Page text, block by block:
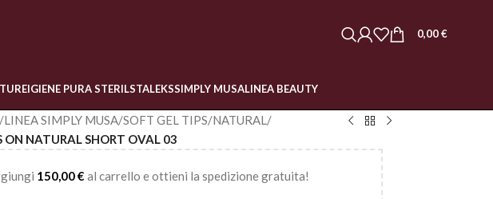
0,00€
IGIENE PURA STERILSTALEKSSIMPLY MUSALINEA BEAUTY
/LINEA SIMPLY MUSA/SOFT GEL TIPS/NATURAL/
ON NATURAL SHORT OVAL 03
150,00€ al carrello e ottieni la spedizione gratuita!